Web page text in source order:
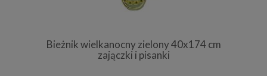
Bieżnik wielkanocny zielony 40x174 cm
zajączki i pisanki